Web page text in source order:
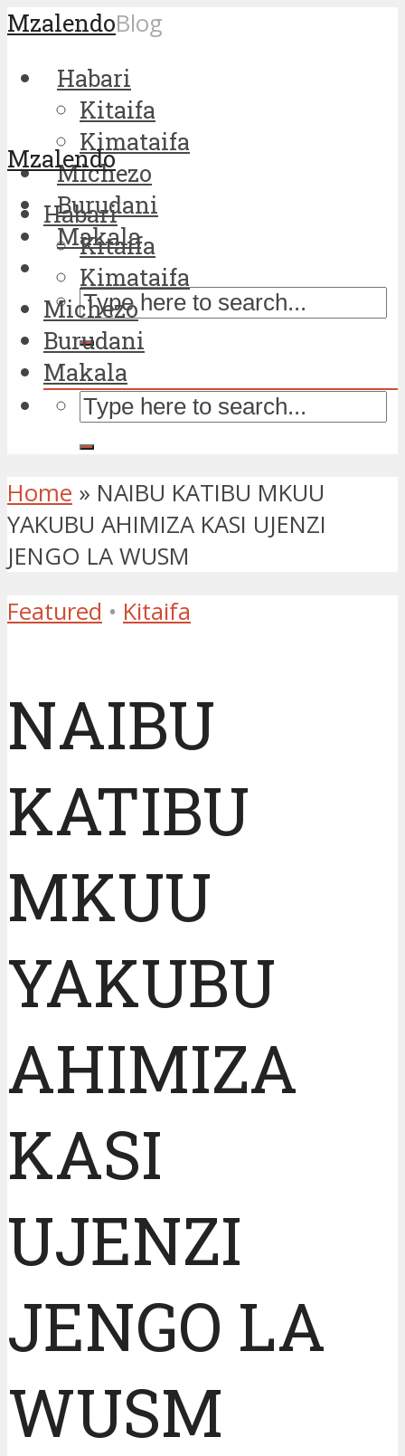
MzalendoBlog
Habari
Kitaifa
Kimataifa
Michezo
Burudani
Makala
Mzalendo
Habari
Kitaifa
Kimataifa
Michezo
Burudani
Makala
Home » NAIBU KATIBU MKUU
YAKUBU AHIMIZA KASI UJENZI
JENGO LA WUSM
Featured • Kitaifa
NAIBU
KATIBU
MKUU
YAKUBU
AHIMIZA
KASI
UJENZI
JENGO LA
WUSM